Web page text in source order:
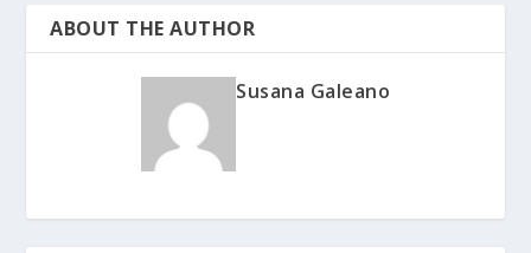
ABOUT THE AUTHOR
Susana Galeano